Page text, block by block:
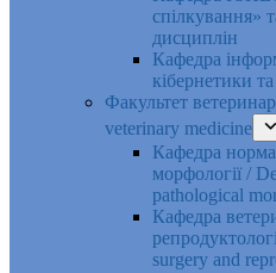
спілкування»
дисциплін
Кафедра
кібернетики
Факультет
veterinary medicine
Кафедра
морфології /
pathological
Кафедра
surgery and